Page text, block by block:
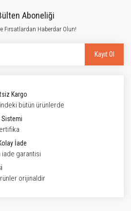
Aboneliği
Fırsatlardan Haberdar Olun!
Kayıt Ol
Kargo
bütün ürünlerde
Sistemi
İade
iade garantisi
orijinaldir